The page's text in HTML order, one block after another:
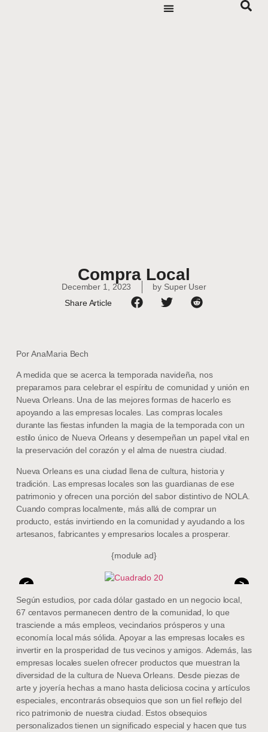
Compra Local
December 1, 2023 by Super User
Share Article
Por AnaMaria Bech
A medida que se acerca la temporada navideña, nos
preparamos para celebrar el espíritu de comunidad y unión en
Nueva Orleans. Una de las mejores formas de hacerlo es
apoyando a las empresas locales. Las compras locales
durante las fiestas infunden la magia de la temporada con un
estilo único de Nueva Orleans y desempeñan un papel vital en
la preservación del corazón y el alma de nuestra ciudad.
Nueva Orleans es una ciudad llena de cultura, historia y
tradición. Las empresas locales son las guardianas de ese
patrimonio y ofrecen una porción del sabor distintivo de NOLA.
Cuando compras localmente, más allá de comprar un
producto, estás invirtiendo en la comunidad y ayudando a los
artesanos, fabricantes y empresarios locales a prosperar.
{module ad}
<
>
Según estudios, por cada dólar gastado en un negocio local,
67 centavos permanecen dentro de la comunidad, lo que
trasciende a más empleos, vecindarios prósperos y una
economía local más sólida. Apoyar a las empresas locales es
invertir en la prosperidad de tus vecinos y amigos. Además, las
empresas locales suelen ofrecer productos que muestran la
diversidad de la cultura de Nueva Orleans. Desde piezas de
arte y joyería hechas a mano hasta deliciosa cocina y artículos
especiales, encontrarás obsequios que son un fiel reflejo del
rico patrimonio de nuestra ciudad. Estos obsequios
personalizados tienen un significado especial y hacen que tus